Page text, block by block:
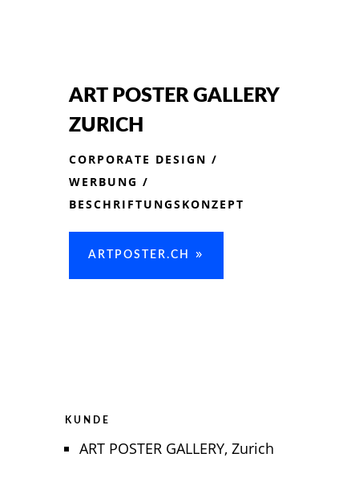
ART POSTER GALLERY
ZURICH
CORPORATE DESIGN /
WERBUNG /
BESCHRIFTUNGSKONZEPT
ARTPOSTER.CH
KUNDE
ART POSTER GALLERY, Zurich